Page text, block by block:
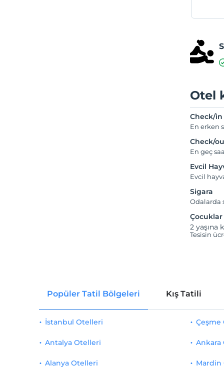
Otel
Check/in
En erken
Check/
En geç
Evcil
Evcil
Sigara
Odalarda
Çocuklar
2 yaşına
Tesisin
Popüler Tatil Bölgeleri Kış Tatili
İstanbul Otelleri
Antalya Otelleri
Alanya Otelleri
Çeşme
Ankara
Mardin